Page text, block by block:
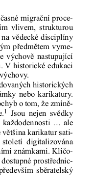
migrační proce-
vlivem,  strukturou
vědecké disciplíny
předmětem vyme-
výchově nastupující
V historické edukaci
historických
nebo karikatury.
o tom, že zmíně-
1
Jsou  nejen  svědky
... ale
karikatur sati-
století  digitalizována
známkami. Klíčo-
prostřednic-
sběratelský